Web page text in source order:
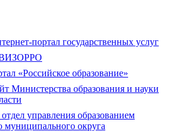
портал государственных услуг
«Российское образование»
Министерства образования и науки
управления образованием
муниципального округа